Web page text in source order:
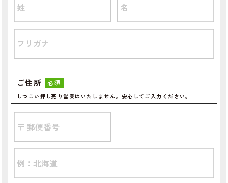
ご住所 必須
しつこい押し売り営業はいたしません。安心してご入力ください。